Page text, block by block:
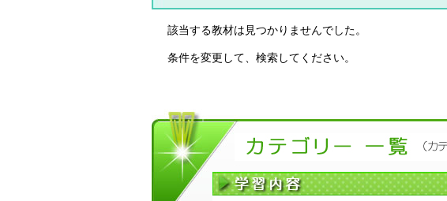
該当する教材は見つかりませんでした。
条件を変更して、検索してください。